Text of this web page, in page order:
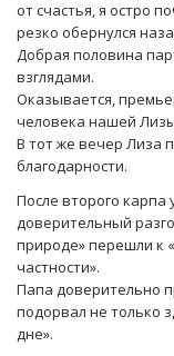
от счастья, я остро
резко обернулся
Добрая половина
взглядами.
Оказывается,
человека нашей
В тот же вечер Лиза
благодарности.
После второго карпа
доверительный
природе» перешли к
частности».
Папа доверительно
подорвал не только
дне».